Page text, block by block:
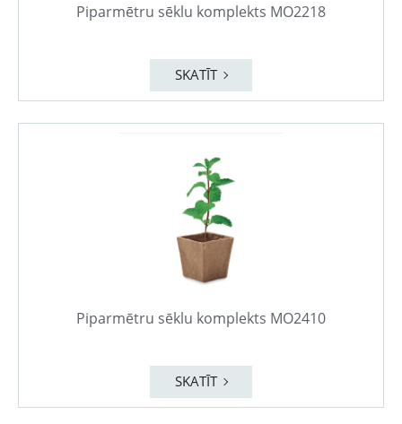
Piparmētru sēklu komplekts MO2218
SKATĪT
Piparmētru sēklu komplekts MO2410
SKATĪT